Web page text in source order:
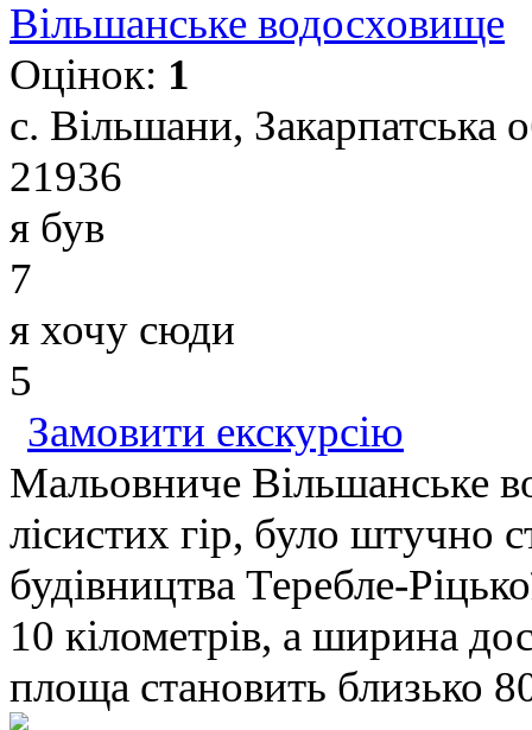
Вільшанське водосховище
Оцінок: 1
с. Вільшани, Закарпатська
21936
я був
7
я хочу сюди
5
Замовити екскурсію
Мальовниче Вільшанське
лісистих гір, було штучно
будівництва Теребле-
10 кілометрів, а ширина
площа становить близько